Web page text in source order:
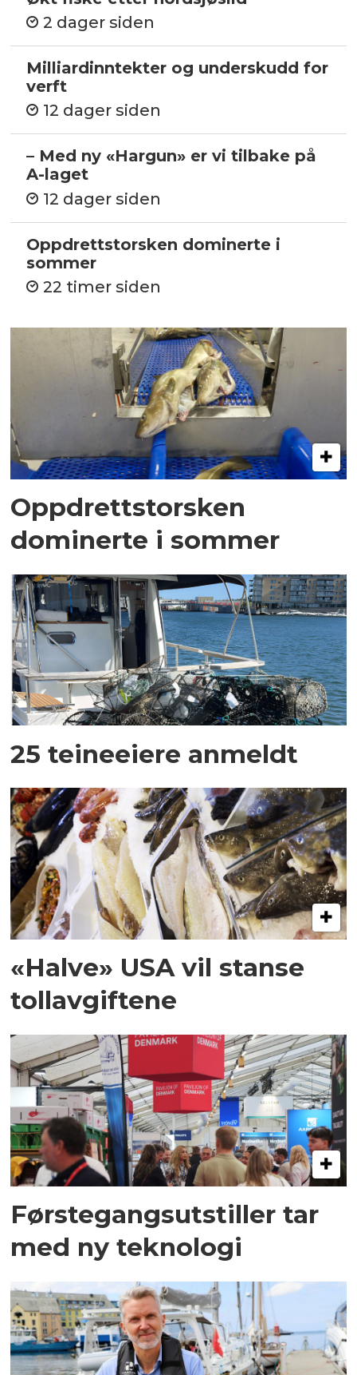
2 dager siden
Milliardinntekter og underskudd for
verft
12 dager siden
– Med ny «Hargun» er vi tilbake på
A-laget
12 dager siden
Oppdrettstorsken dominerte i
sommer
22 timer siden
Oppdrettstorsken
dominerte i sommer
25 teineeiere anmeldt
«Halve» USA vil stanse
tollavgiftene
Førstegangsutstiller tar
med ny teknologi